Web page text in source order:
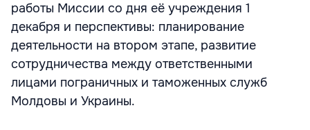
работы Миссии со дня её учреждения 1
декабря и перспективы: планирование
деятельности на втором этапе, развитие
сотрудничества между ответственными
лицами пограничных и таможенных служб
Молдовы и Украины.